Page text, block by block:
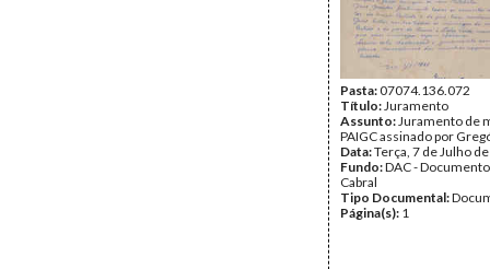
Pasta:07074.136.072
Título:Juramento
Assunto:Juramento de
PAIGC assinado por
Data:Terça, 7 de Julho
Fundo:DAC -
Cabral
Tipo Documental:
Página(s): 1